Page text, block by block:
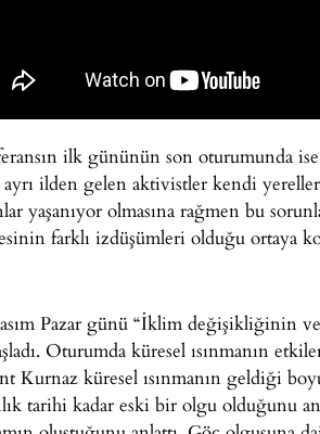
ilk gününün son oturumunda
ilden gelen aktivistler kendi
yaşanıyor olmasına rağmen bu
farklı izdüşümleri olduğu ortaya
Pazar günü “İklim değişikliğinin
Oturumda küresel ısınmanın
Kurnaz küresel ısınmanın geldiği
tarihi kadar eski bir olgu olduğunu